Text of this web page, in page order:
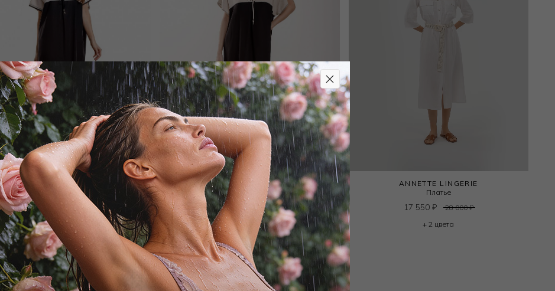
ANNETTE LINGERIE
Платье
15 300 24 000 ₽
ANNETTE LINGERIE
Платье
16 200 ₽ 26 000₽
ANNETTE LINGERIE
Платье
17 550 ₽ 28 000₽
+ 2 цвета